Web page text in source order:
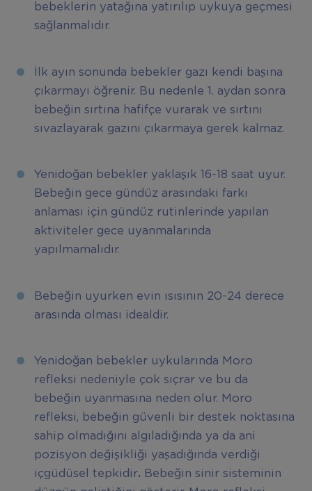
bebeklerin yatağına yatırılıp uykuya geçmesi
sağlanmalıdır.
İlk ayın sonunda bebekler gazı kendi başına
çıkarmayı öğrenir. Bu nedenle 1. aydan sonra
bebeğin sırtına hafifçe vurarak ve sırtını
sıvazlayarak gazını çıkarmaya gerek kalmaz.
Yenidoğan bebekler yaklaşık 16-18 saat uyur.
Bebeğin gece gündüz arasındaki farkı
anlaması için gündüz rutinlerinde yapılan
aktiviteler gece uyanmalarında
yapılmamalıdır.
Bebeğin uyurken evin ısısının 20-24 derece
arasında olması idealdir.
Yenidoğan bebekler uykularında Moro
refleksi nedeniyle çok sıçrar ve bu da
bebeğin uyanmasına neden olur. Moro
refleksi, bebeğin güvenli bir destek noktasına
sahip olmadığını algıladığında ya da ani
pozisyon değişikliği yaşadığında verdiği
içgüdüsel tepkidir. Bebeğin sinir sisteminin